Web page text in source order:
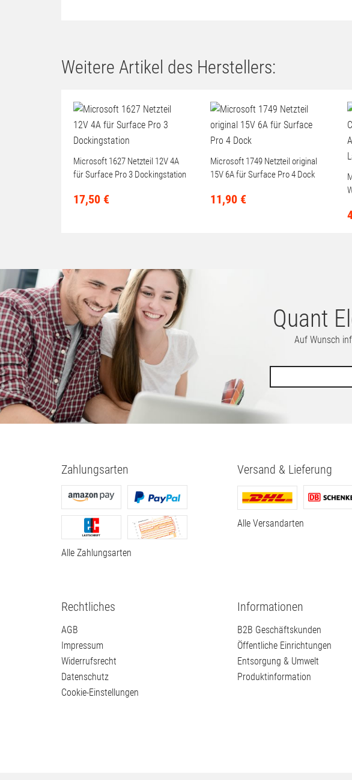
Weitere Artikel des Herstellers:
Microsoft 1627 Netzteil 12V 4A
für Surface Pro 3 Dockingstation
17,50 €
Microsoft 1749 Netzteil original
15V 6A für Surface Pro 4 Dock
11,90 €
Quant
Auf Wunsch
Zahlungsarten
Alle Zahlungsarten
Versand & Lieferung
Alle Versandarten
Rechtliches
AGB
Impressum
Widerrufsrecht
Datenschutz
Cookie-Einstellungen
Informationen
B2B Geschäftskunden
Öffentliche Einrichtungen
Entsorgung & Umwelt
Produktinformation